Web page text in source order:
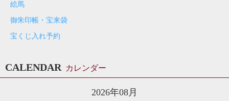
絵馬
御朱印帳・宝来袋
宝くじ入れ予約
CALENDAR カレンダー
2026年08月